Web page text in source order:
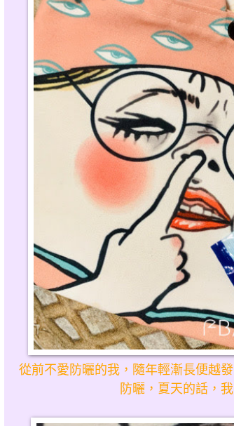
從前不愛防曬的我，隨年輕漸長便越
防曬，夏天的話，